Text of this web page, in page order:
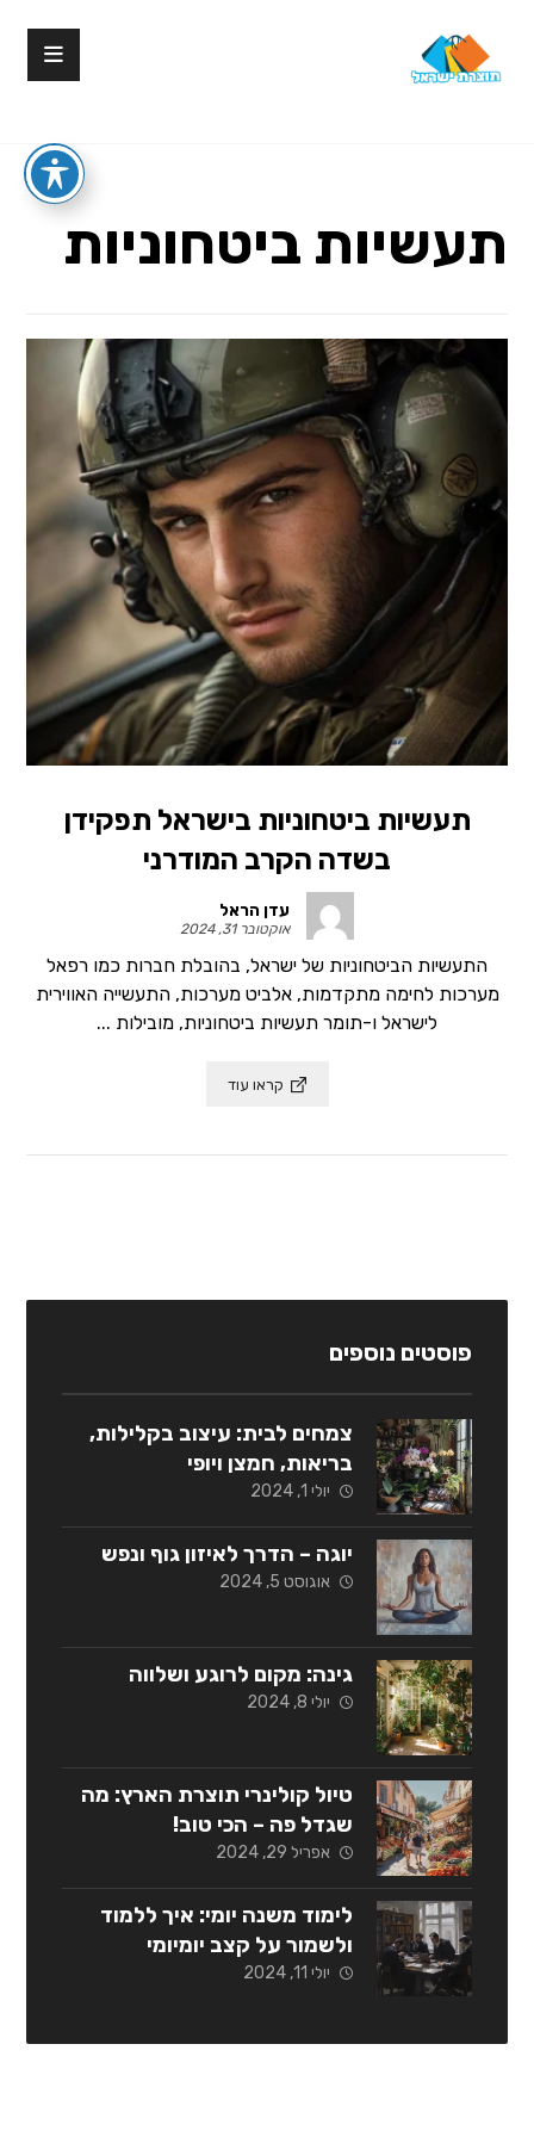
תעשיות ביטחוניות
תעשיות ביטחוניות בישראל תפקידן
בשדה הקרב המודרני
עדן הראל
אוקטובר 31, 2024
התעשיות הביטחוניות של ישראל, בהובלת חברות כמו רפאל
מערכות לחימה מתקדמות, אלביט מערכות, התעשייה האווירית
לישראל ו-תומר תעשיות ביטחוניות, מובילות ...
קראו עוד
פוסטים נוספים
צמחים לבית: עיצוב בקלילות,
בריאות, חמצן ויופי
יולי 1, 2024
יוגה – הדרך לאיזון גוף ונפש
אוגוסט 5, 2024
גינה: מקום לרוגע ושלווה
יולי 8, 2024
טיול קולינרי תוצרת הארץ: מה
שגדל פה – הכי טוב!
אפריל 29, 2024
לימוד משנה יומי: איך ללמוד
ולשמור על קצב יומיומי
יולי 11, 2024